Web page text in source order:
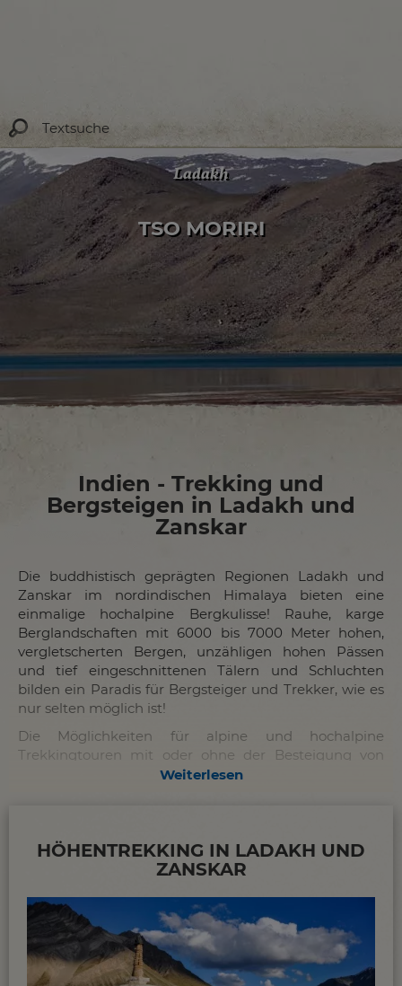
Ladakh
TSO MORIRI
Indien - Trekking und
Bergsteigen in Ladakh und
Zanskar
Die buddhistisch geprägten Regionen Ladakh und
Zanskar im nordindischen Himalaya bieten eine
einmalige hochalpine Bergkulisse! Rauhe, karge
Berglandschaften mit 6000 bis 7000 Meter hohen,
vergletscherten Bergen, unzähligen hohen Pässen
und tief eingeschnittenen Tälern und Schluchten
bilden ein Paradis für Bergsteiger und Trekker, wie es
nur selten möglich ist!
Die Möglichkeiten für alpine und hochalpine
Trekkingtouren mit oder ohne der Besteigung von
über 6000 Meter hohen Gipfeln sind hier sicher
Reisen in Nordindien ein unvergessliches Erlebnis!
Allgemeine Infos und Tipps zu unseren Reisen in
Ladakh
Weiterlesen
HÖHENTREKKING IN LADAKH UND
ZANSKAR